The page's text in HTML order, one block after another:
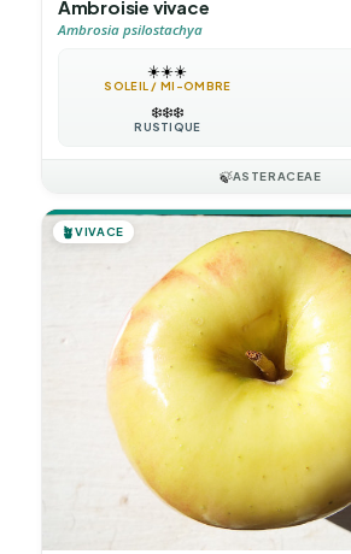
Ambroisie vivace
Ambrosia psilostachya
☀️☀️☀️
SOLEIL / MI-OMBRE
❄️❄️❄️
RUSTIQUE
🍃ASTERACEAE
🪴VIVACE